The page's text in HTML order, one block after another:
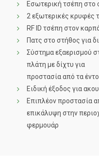
Εσωτερική τσέπη στο
2 εξωτερικές κρυφές
RF ID τσέπη στον
Πατς στο στήθος για
Σύστημα εξαερισμού
πλάτη με δίχτυ για
προστασία από τα
Ειδική έξοδος για
Επιπλέον προστασία
επικάλυψη στην
φερμουάρ